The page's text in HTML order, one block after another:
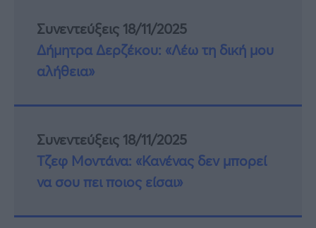
Συνεντεύξεις 18/11/2025
Δήμητρα Δερζέκου: «Λέω τη δική μου
αλήθεια»
Συνεντεύξεις 18/11/2025
Τζεφ Μοντάνα: «Κανένας δεν μπορεί
να σου πει ποιος είσαι»